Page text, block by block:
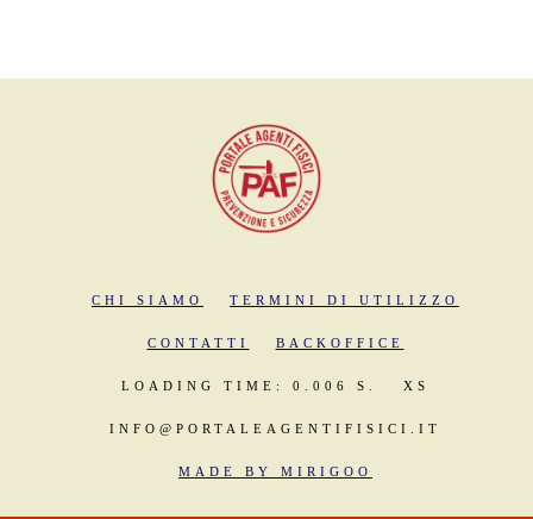
CHI SIAMO TERMINI DI UTILIZZO
CONTATTI BACKOFFICE
LOADING TIME: 0.006 S. XS
INFO@PORTALEAGENTIFISICI.IT
MADE BY MIRIGOO